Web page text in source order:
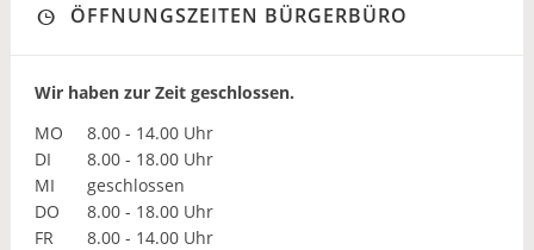
ÖFFNUNGSZEITEN BÜRGERBÜRO
Wir haben zur Zeit geschlossen.
MO
8.00 - 14.00 Uhr
DI
8.00 - 18.00 Uhr
MI
geschlossen
DO
8.00 - 18.00 Uhr
FR
8.00 - 14.00 Uhr